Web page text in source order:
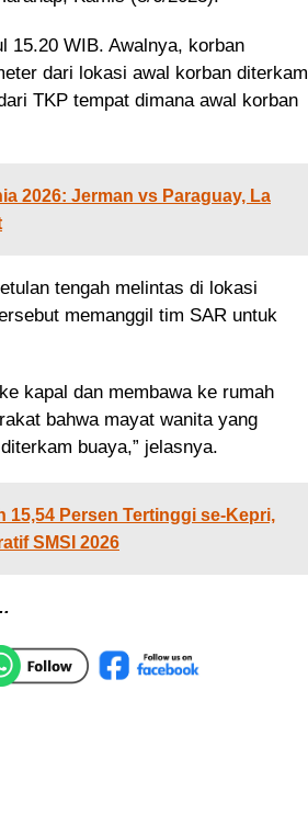
15.20 WIB. Awalnya, korban
dari lokasi awal korban diterkam
TKP tempat dimana awal korban
2026: Jerman vs Paraguay, La
tengah melintas di lokasi
memanggil tim SAR untuk
kapal dan membawa ke rumah
bahwa mayat wanita yang
buaya,” jelasnya.
15,54 Persen Tertinggi se-Kepri,
SMSI 2026